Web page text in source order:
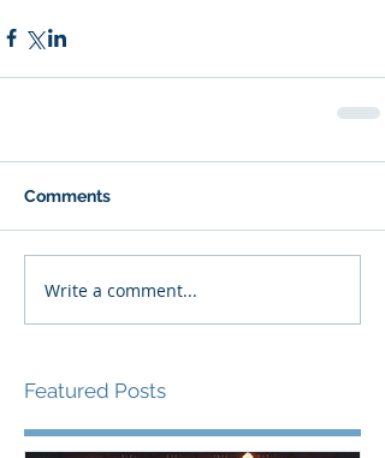
Comments
Write a comment...
Featured Posts